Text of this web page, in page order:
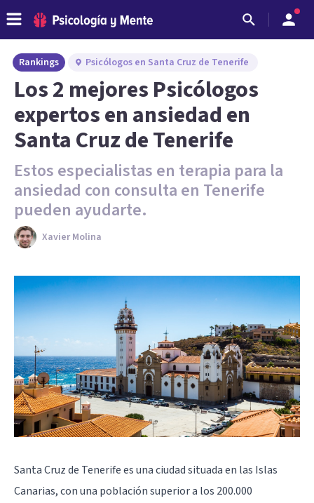
Rankings Psicólogos en Santa Cruz de Tenerife
Los 2 mejores Psicólogos
expertos en ansiedad en
Santa Cruz de Tenerife
Estos especialistas en terapia para la
ansiedad con consulta en Tenerife
pueden ayudarte.
Xavier Molina
Santa Cruz de Tenerife es una ciudad situada en las Islas
Canarias, con una población superior a los 200.000